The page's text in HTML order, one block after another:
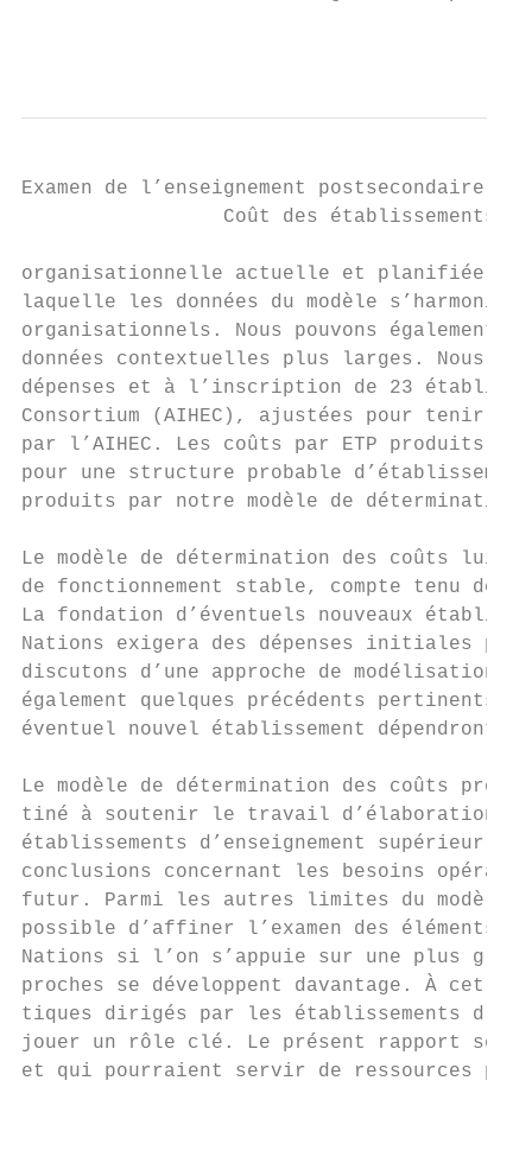
Examen de l’enseignement postsecondaire
                 Coût des établissements
organisationnelle actuelle et planifiée au
laquelle les données du modèle
organisationnels. Nous pouvons également
données contextuelles plus larges. Nous
dépenses et à l’inscription de 23
Consortium (AIHEC), ajustées pour tenir
par l’AIHEC. Les coûts par ETP produits
pour une structure probable
produits par notre modèle de détermination
Le modèle de détermination des coûts lui-
de fonctionnement stable, compte tenu
La fondation d’éventuels nouveaux
Nations exigera des dépenses initiales
discutons d’une approche de modélisation
également quelques précédents pertinents
éventuel nouvel établissement dépendront
Le modèle de détermination des coûts
tiné à soutenir le travail d’élaboration de
établissements d’enseignement supérieur
conclusions concernant les besoins
futur. Parmi les autres limites du modèle
possible d’affiner l’examen des éléments
Nations si l’on s’appuie sur une plus
proches se développent davantage. À cet
tiques dirigés par les établissements
jouer un rôle clé. Le présent rapport se
et qui pourraient servir de ressources